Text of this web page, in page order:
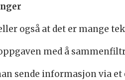
også at det er mange
med å
sende informasjon via